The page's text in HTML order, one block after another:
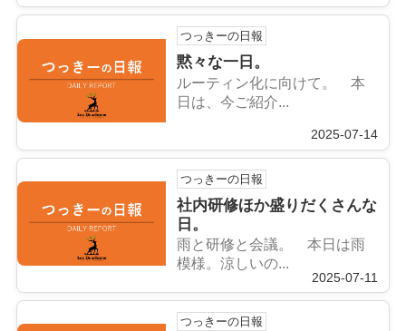
つっきーの日報
黙々な一日。
ルーティン化に向けて。 本
日は、今ご紹介...
2025-07-14
つっきーの日報
社内研修ほか盛りだくさんな
日。
雨と研修と会議。 本日は雨
模様。涼しいの...
2025-07-11
つっきーの日報